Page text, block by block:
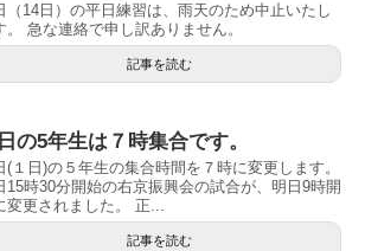
（14日）の平日練習は、雨天のため中止いたし
。 急な連絡で申し訳ありません。
記事を読む
の5年生は７時集合です。
(１日)の５年生の集合時間を７時に変更します。
15時30分開始の右京振興会の試合が、明日9時開
変更されました。 正...
記事を読む